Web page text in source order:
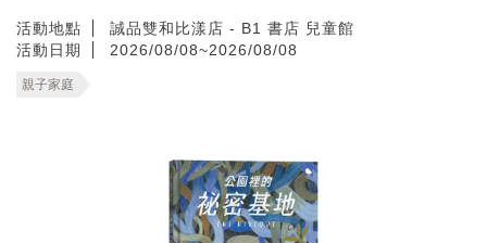
活動地點
誠品雙和比漾店 - B1 書店 兒童館
活動日期
2026/08/08~2026/08/08
親子家庭